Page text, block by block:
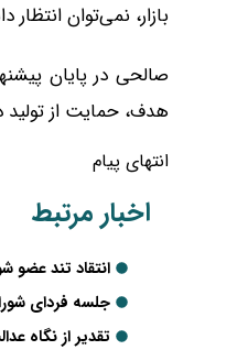
بازار، نمی‌توان
صالحی در پایان
هدف، حمایت از تولید
انتهای پیام
اخبار مرتبط
انتقاد تند عضو
جلسه فردای
تقدیر از نگاه